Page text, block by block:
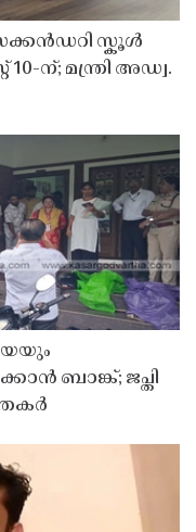
സ്കൂൾ
10-ന്; മന്ത്രി അഡ്വ.
ബാങ്ക്; ജപ്തി